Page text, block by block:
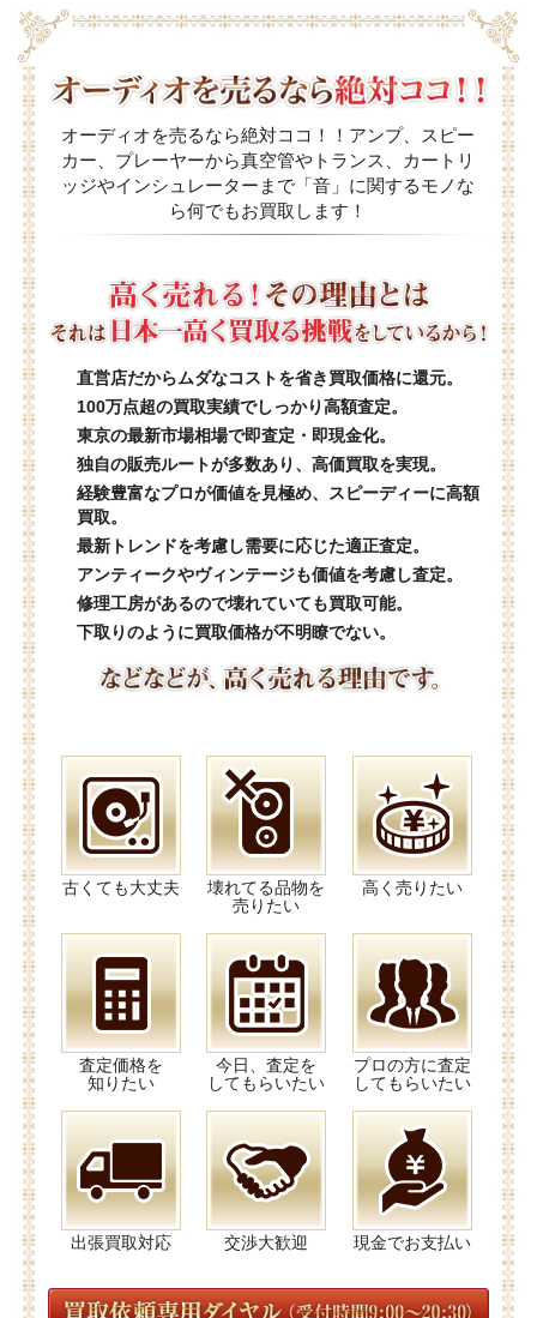
オーディオを売るなら絶対ココ！！アンプ、スピー
カー、プレーヤーから真空管やトランス、カートリ
ッジやインシュレーターまで「音」に関するモノな
ら何でもお買取します！
直営店だからムダなコストを省き買取価格に還元。
100万点超の買取実績でしっかり高額査定。
東京の最新市場相場で即査定・即現金化。
独自の販売ルートが多数あり、高価買取を実現。
経験豊富なプロが価値を見極め、スピーディーに高額
買取。
最新トレンドを考慮し需要に応じた適正査定。
アンティークやヴィンテージも価値を考慮し査定。
修理工房があるので壊れていても買取可能。
下取りのように買取価格が不明瞭でない。
古くても大丈夫
壊れてる品物を
売りたい
高く売りたい
査定価格を
知りたい
今日、査定を
してもらいたい
プロの方に査定
してもらいたい
出張買取対応 交渉大歓迎 現金でお支払い